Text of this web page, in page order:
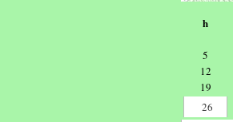
h
5
12
19
26